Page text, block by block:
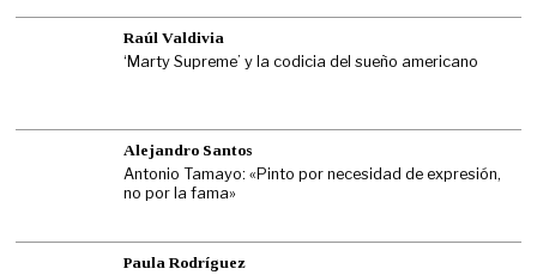
Raúl Valdivia
‘Marty Supreme’ y la codicia del sueño americano
Alejandro Santos
Antonio Tamayo: «Pinto por necesidad de expresión,
no por la fama»
Paula Rodríguez